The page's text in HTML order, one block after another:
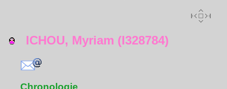
ICHOU, Myriam (I328784)
Chronologie